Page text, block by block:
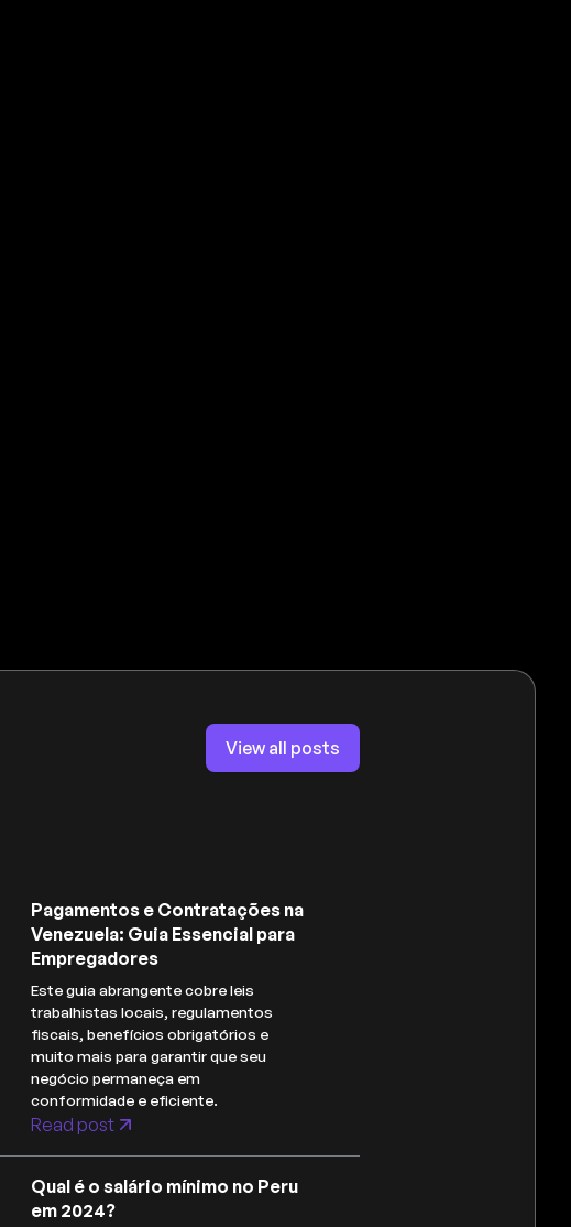
View all posts
Pagamentos e Contratações na
Venezuela: Guia Essencial para
Empregadores
Este guia abrangente cobre leis
trabalhistas locais, regulamentos
fiscais, benefícios obrigatórios e
muito mais para garantir que seu
negócio permaneça em
conformidade e eficiente.
Read post
Qual é o salário mínimo no Peru
em 2024?